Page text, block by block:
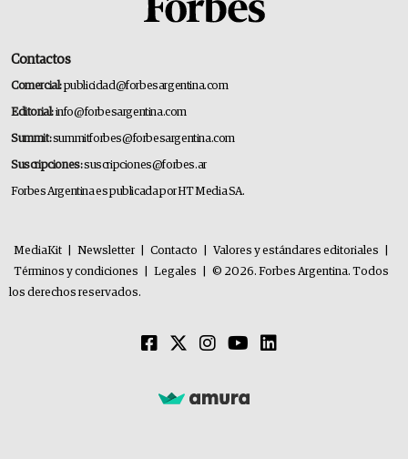
Contactos
Comercial:publicidad@forbesargentina.com
Editorial:info@forbesargentina.com
Summit:summitforbes@forbesargentina.com
Suscripciones:suscripciones@forbes.ar
Forbes Argentina es publicada por HT Media SA.
MediaKit Newsletter Contacto Valores y estándares editoriales
Términos y condiciones
Legales
© 2026. Forbes Argentina. Todos
los derechos reservados.